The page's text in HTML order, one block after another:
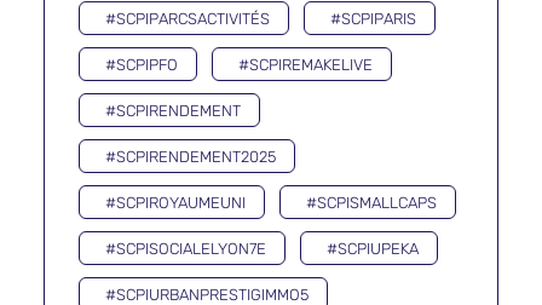
#SCPIPARCSACTIVITÉS #SCPIPARIS
#SCPIPFO #SCPIREMAKELIVE
#SCPIRENDEMENT
#SCPIRENDEMENT2025
#SCPIROYAUMEUNI #SCPISMALLCAPS
#SCPISOCIALELYON7E #SCPIUPEKA
#SCPIURBANPRESTIGIMMO5